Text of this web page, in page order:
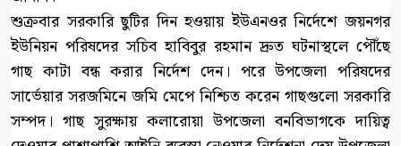
শুক্রবার সরকারি ছুটির দিন হওয়ায় ইউএনওর নির্দেশে জয়নগর
ইউনিয়ন পরিষদের সচিব হাবিবুর রহমান দ্রুত ঘটনাস্থলে পৌঁছে
গাছ কাটা বন্ধ করার নির্দেশ দেন। পরে উপজেলা পরিষদের
সার্ভেয়ার সরজমিনে জমি মেপে নিশ্চিত করেন গাছগুলো সরকারি
সম্পদ। গাছ সুরক্ষায় কলারোয়া উপজেলা বনবিভাগকে দায়িত্ব